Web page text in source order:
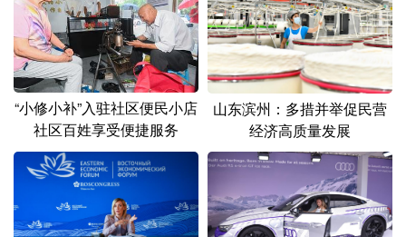
四川 贵州 云南 西藏
陕西 甘肃 青海 宁夏
新疆 内蒙古 黑龙江
多语种频道
English Español Français عربى
“小修小补”入驻社区便民小店
社区百姓享受便捷服务
山东滨州：多措并举促民营
经济高质量发展